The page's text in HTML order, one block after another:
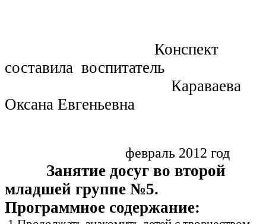
Конспект
составила воспитатель
Караваева
Оксана Евгеньевна
февраль 2012 год
Занятие досуг во второй
младшей группе №5.
Программное содержание: